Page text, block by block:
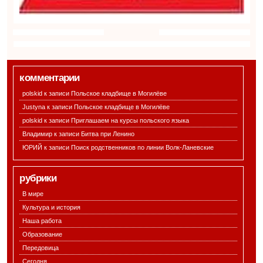
комментарии
polskid к записиПольское кладбище в Могилёве
Justyna к записиПольское кладбище в Могилёве
polskid к записиПриглашаем на курсы польского языка
Владимир к записи Битва при Ленино
ЮРИЙ к записиПоиск родственников по линии Волк-Ланевские
рубрики
В мире
Культура и история
Наша работа
Образование
Передовица
Сегодня